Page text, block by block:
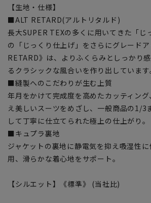
【生地・仕様】
■ALT RETARD(アルトリタルド)
長大SUPER TEXの多くに用いてきた「じ
の「じっくり仕上げ」をさらにグレード
RETARD》は、よりふくらみとしっかり
るクラシックな風合いを作り出しています
■縫製へのこだわりが生む上質
年月をかけて完成度を高めたカッティン
え美しいスーツをめざし、一般商品の1/3
して丁寧に仕立てられた極上の仕上がり。
■キュプラ裏地
ジャケットの裏地に静電気を抑え吸湿性
用、滑らかな着心地をサポート。
【シルエット】《標準》 (当社比)